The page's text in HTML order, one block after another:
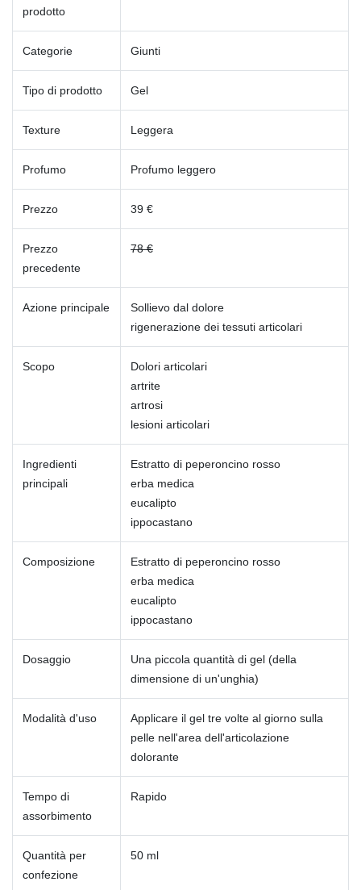
prodotto
Categorie Giunti
Tipo di prodotto Gel
Texture Leggera
Profumo Profumo leggero
Prezzo 39 €
Prezzo
precedente
78 €
Azione principale
Sollievo dal dolore
rigenerazione dei tessuti articolari
Scopo
Dolori articolari
artrite
artrosi
lesioni articolari
Ingredienti
principali
Estratto di peperoncino rosso
erba medica
eucalipto
ippocastano
Composizione
Estratto di peperoncino rosso
erba medica
eucalipto
ippocastano
Dosaggio
Una piccola quantità di gel (della
dimensione di un'unghia)
Modalità d'uso
Applicare il gel tre volte al giorno sulla
pelle nell'area dell'articolazione
dolorante
Tempo di
assorbimento
Rapido
Quantità per
confezione
50 ml